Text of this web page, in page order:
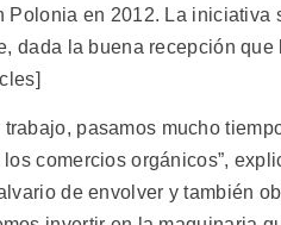
Polonia en 2012. La
dada la buena recepción
trabajo, pasamos mucho
comercios orgánicos”,
de envolver y también